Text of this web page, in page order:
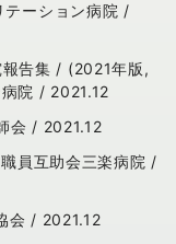
ーション病院 /
報告集 / (2021年版,
院 / 2021.12
会 / 2021.12
員互助会三楽病院 /
会 / 2021.12